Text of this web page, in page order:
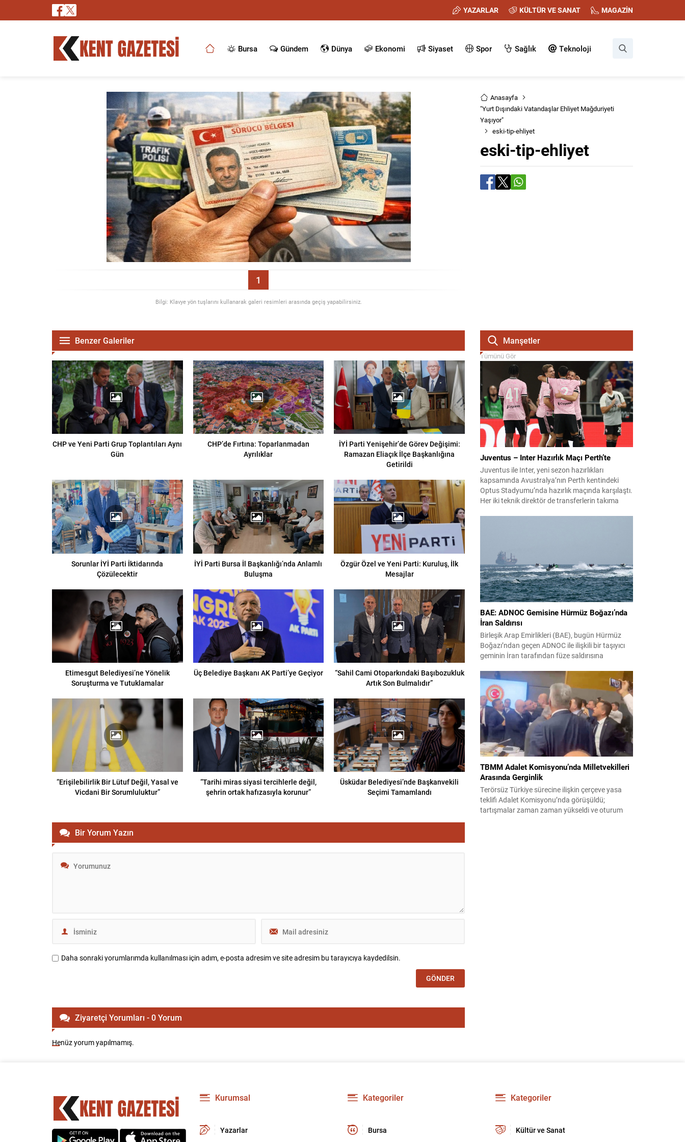
YAZARLAR KÜLTÜR VE SANAT MAGAZİN
Bursa Gündem Dünya Ekonomi Siyaset Spor Sağlık Teknoloji
1
Bilgi: Klavye yön tuşlarını kullanarak galeri resimleri arasında geçiş yapabilirsiniz.
Anasayfa
"Yurt Dışındaki Vatandaşlar Ehliyet Mağduriyeti
Yaşıyor"
eski-tip-ehliyet
eski-tip-ehliyet
Benzer Galeriler
CHP ve Yeni Parti Grup Toplantıları Aynı
Gün
CHP’de Fırtına: Toparlanmadan
Ayrılıklar
İYİ Parti Yenişehir’de Görev Değişimi:
Ramazan Eliaçık İlçe Başkanlığına
Getirildi
Sorunlar İYİ Parti İktidarında
Çözülecektir
İYİ Parti Bursa İl Başkanlığı’nda Anlamlı
Buluşma
Özgür Özel ve Yeni Parti: Kuruluş, İlk
Mesajlar
Etimesgut Belediyesi’ne Yönelik
Soruşturma ve Tutuklamalar
Üç Belediye Başkanı AK Parti’ye Geçiyor
“Sahil Cami Otoparkındaki Başıbozukluk
Artık Son Bulmalıdır”
“Erişilebilirlik Bir Lütuf Değil, Yasal ve
Vicdani Bir Sorumluluktur”
“Tarihi miras siyasi tercihlerle değil,
şehrin ortak hafızasıyla korunur”
Üsküdar Belediyesi’nde Başkanvekili
Seçimi Tamamlandı
Bir Yorum Yazın
Daha sonraki yorumlarımda kullanılması için adım, e-posta adresim ve site adresim bu tarayıcıya kaydedilsin.
Ziyaretçi Yorumları - 0 Yorum
Henüz yorum yapılmamış.
Manşetler
Tümünü Gör
Juventus – Inter Hazırlık Maçı Perth’te
Juventus ile Inter, yeni sezon hazırlıkları
kapsamında Avustralya’nın Perth kentindeki
Optus Stadyumu’nda hazırlık maçında karşılaştı.
Her iki teknik direktör de transferlerin takıma
Yıldız ilk 11’de görev alırken,...
BAE: ADNOC Gemisine Hürmüz Boğazı’nda
İran Saldırısı
Birleşik Arap Emirlikleri (BAE), bugün Hürmüz
Boğazı’ndan geçen ADNOC ile ilişkili bir taşıyıcı
geminin İran tarafından füze saldırısına
alındığını bildirirken saldırıyı kınadı ve Tahran’ı
korsanlıkla suçladı. WAM ajansının aktardığı ilk
açıklamada, ADNOC’a ait bir geminin sabah
saatlerinde hedef alındığı belirtildi; ilerleyen
dakikalarda ise BAE...
TBMM Adalet Komisyonu’nda Milletvekilleri
Arasında Gerginlik
Terörsüz Türkiye sürecine ilişkin çerçeve yasa
teklifi Adalet Komisyonu’nda görüşüldü;
tartışmalar zaman zaman yükseldi ve oturum
Kurumsal
Yazarlar
Kategoriler
Bursa
Kategoriler
Kültür ve Sanat